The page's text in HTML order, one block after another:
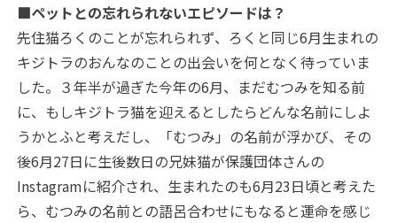
■ペットとの忘れられないエピソードは？
先住猫ろくのことが忘れられず、ろくと同じ6月生まれの
キジトラのおんなのことの出会いを何となく待っていま
した。３年半が過ぎた今年の6月、まだむつみを知る前
に、もしキジトラ猫を迎えるとしたらどんな名前にしよ
うかとふと考えだし、「むつみ」の名前が浮かび、その
後6月27日に生後数日の兄妹猫が保護団体さんの
Instagramに紹介され、生まれたのも6月23日頃と考えた
ら、むつみの名前との語呂合わせにもなると運命を感じ